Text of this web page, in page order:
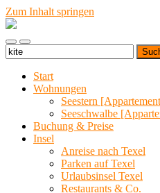
Zum Inhalt springen
Urlaub
Texel
|
Wohnen
bei
Mobile-
Menü
Suchfeld
ein-/ausblenden
Suchen
nach:
Start
Wohnungen
Seestern
Seeschwalbe
Buchung & Preise
Insel
Anreise nach Texel
Parken auf Texel
Urlaubsinsel Texel
Restaurants & Co.